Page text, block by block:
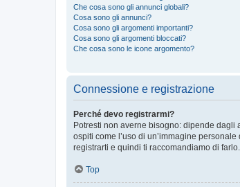
Che cosa sono gli annunci globali?
Cosa sono gli annunci?
Cosa sono gli argomenti importanti?
Cosa sono gli argomenti bloccati?
Che cosa sono le icone argomento?
Connessione e registrazione
Perché devo registrarmi?
Potresti non averne bisogno: dipende
ospiti come l’uso di un’immagine
registrarti e quindi ti raccomandiamo di farlo.
Top